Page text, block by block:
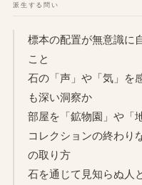
派生する問い
標本の配置が無意識に
こと
石の「声」や「気」を
も深い洞察か
部屋を「鉱物園」や「
コレクションの終わり
の取り方
石を通じて見知らぬ人